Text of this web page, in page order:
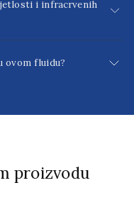
i infracrvenih
ovom fluidu?
proizvodu